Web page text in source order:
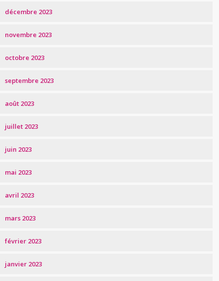
décembre 2023
novembre 2023
octobre 2023
septembre 2023
août 2023
juillet 2023
juin 2023
mai 2023
avril 2023
mars 2023
février 2023
janvier 2023